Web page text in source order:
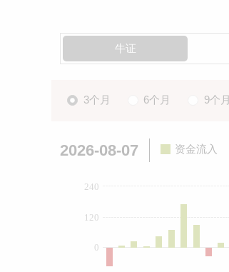
牛证
3个月 6个月 9个月
2026-08-07 资金流入
0
120
240